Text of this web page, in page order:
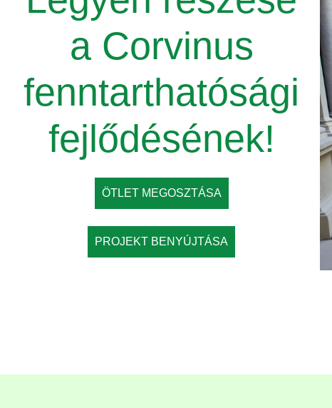
a Corvinus
fenntarthatósági
fejlődésének!
ÖTLET MEGOSZTÁSA
PROJEKT BENYÚJTÁSA